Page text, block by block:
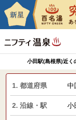
小田駅(島根県)近く
1. 都道府県 中
2. 沿線・駅 小